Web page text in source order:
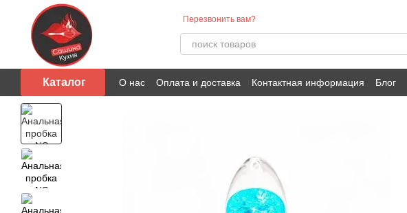
Перейти к основному контенту
Перезвонить вам?
Каталог О нас Оплата и доставка Контактная информация Блог